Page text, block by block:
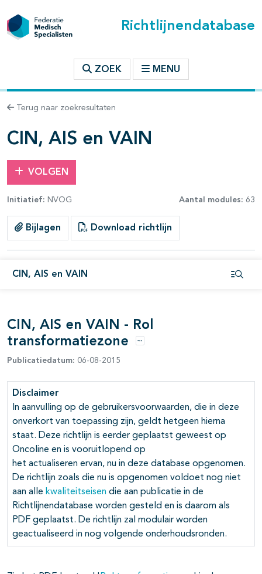
Richtlijnendatabase
ZOEK MENU
Terug naar zoekresultaten
CIN, AIS en VAIN
VOLGEN
Initiatief: NVOG Aantal modules: 63
Bijlagen Download richtlijn
CIN, AIS en VAIN
binnen deze richtlijn
open- en dichtklappen
open- en dichtklappen
open- en dichtklappen
open- en dichtklappen
open- en dichtklappen
open- en dichtklappen
open- en dichtklappen
open- en dichtklappen
CIN, AIS en VAIN - Rol
transformatiezone
Opties
Publicatiedatum: 06-08-2015
Disclaimer
In aanvulling op de gebruikersvoorwaarden, die in deze
onverkort van toepassing zijn, geldt hetgeen hierna
staat. Deze richtlijn is eerder geplaatst geweest op
Oncoline en is vooruitlopend op
het actualiseren ervan, nu in deze database opgenomen.
De richtlijn zoals die nu is opgenomen voldoet nog niet
aan alle kwaliteitseisen die aan publicatie in de
Richtlijnendatabase worden gesteld en is daarom als
PDF geplaatst. De richtlijn zal modulair worden
geactualiseerd in nog volgende onderhoudsronden.